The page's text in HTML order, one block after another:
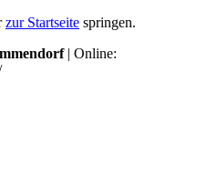
zur Startseite springen.
| Online: